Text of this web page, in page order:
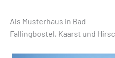
Als Musterhaus in Bad
Fallingbostel, Kaarst und